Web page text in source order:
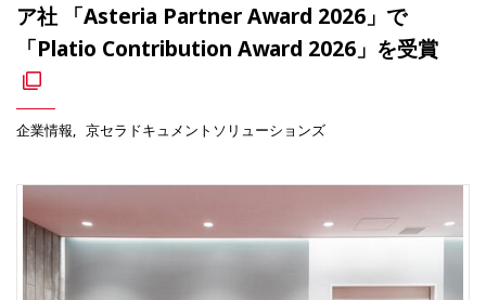
ア社 「Asteria Partner Award 2026」で
「Platio Contribution Award 2026」を受賞
企業情報 京セラドキュメントソリューションズ